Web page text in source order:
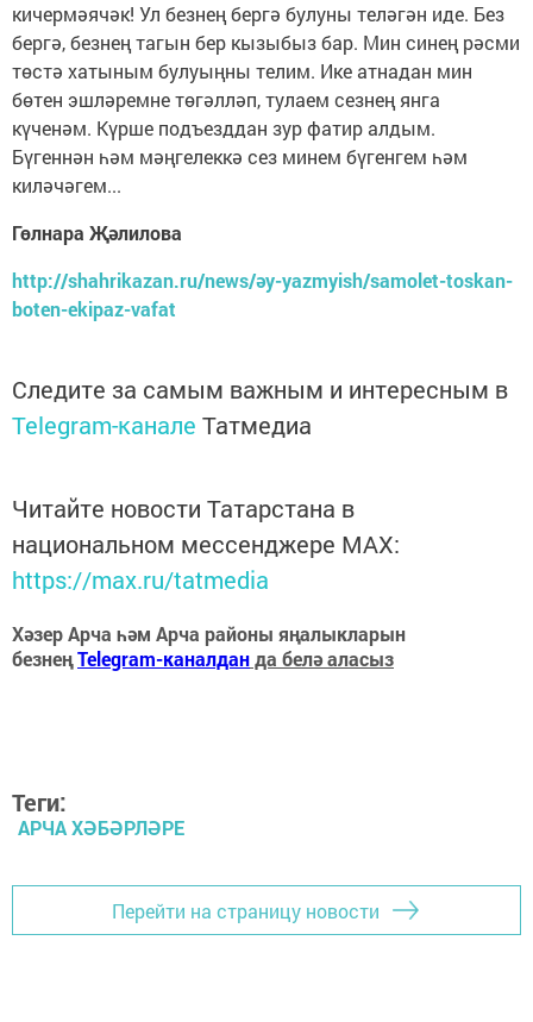
кичермәячәк! Ул безнең бергә булуны теләгән иде. Без
бергә, безнең тагын бер кызыбыз бар. Мин синең рәсми
төстә хатыным булуыңны телим. Ике атнадан мин
бөтен эшләремне төгәлләп, тулаем сезнең янга
күченәм. Күрше подъезддан зур фатир алдым.
Бүгеннән һәм мәңгелеккә сез минем бүгенгем һәм
киләчәгем...
Гөлнара Җәлилова
http://shahrikazan.ru/news/әy-yazmyish/samolet-toskan-
boten-ekipaz-vafat
Следите за самым важным и интересным в
Telegram-канале Татмедиа
Читайте новости Татарстана в
национальном мессенджере MАХ:
https://max.ru/tatmedia
Хәзер Арча һәм Арча районы яңалыкларын
безнеңTelegram-каналданда белә аласыз
Теги:
АРЧА ХӘБӘРЛӘРЕ
Перейти на страницу новости